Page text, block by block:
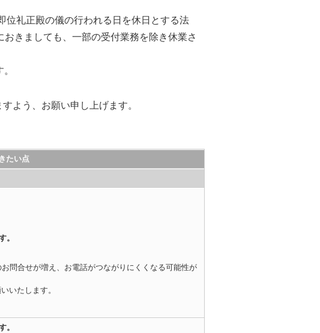
位礼正殿の儀の行われる日を休日とする法
きましても、一部の受付業務を除き休業さ
よう、お願い申し上げます。
たい点
。
問合せが増え、お電話がつながりにくくなる可能性が
いたします。
。